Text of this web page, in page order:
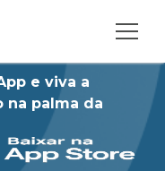
e viva a
na palma da